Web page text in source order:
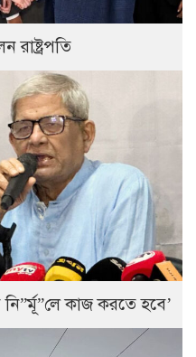
রাষ্ট্রপতি
কাজ করতে হবে’